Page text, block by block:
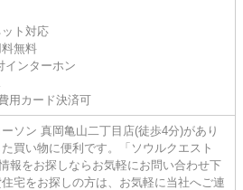
ト対応
無料
インターホン
用カード決済可
ソン 真岡亀山二丁目店(徒歩4分)があり
た買い物に便利です。「ソウルクエスト
報をお探しならお気軽にお問い合わせ下
宅をお探しの方は、お気軽に当社へご連